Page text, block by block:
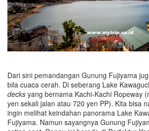
Dari sini pemandangan Gunung Fujiyama
bila cuaca cerah. Di seberang Lake
decks yang bernama Kachi-Kachi Ropeway
yen sekali jalan atau 720 yen PP). Kita bisa
ingin melihat keindahan panorama Lake
Fujiyama. Namun sayangnya Gunung